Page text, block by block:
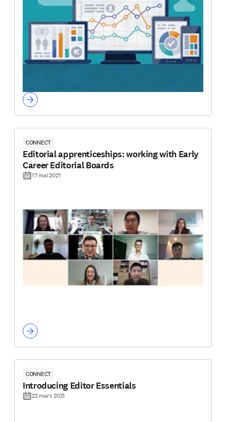
CONNECT
Editorial apprenticeships: working with Early
Career Editorial Boards
17 mai 2021
CONNECT
Introducing Editor Essentials
22 mars 2021